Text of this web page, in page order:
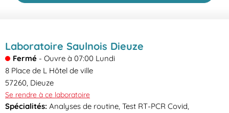
Laboratoire Saulnois Dieuze
Fermé - Ouvre à 07:00 Lundi
8 Place de L Hôtel de ville
57260, Dieuze
Se rendre à ce laboratoire
Spécialités: Analyses de routine, Test RT-PCR Covid,